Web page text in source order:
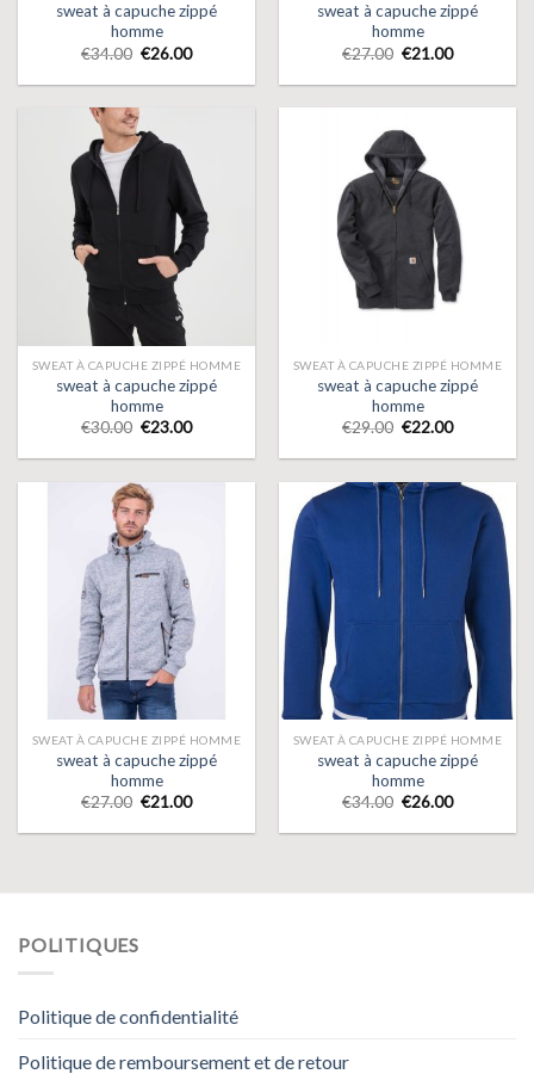
sweat à capuche zippé
homme
€34.00 €26.00
sweat à capuche zippé
homme
€27.00 €21.00
SWEAT À CAPUCHE ZIPPÉ HOMME
sweat à capuche zippé
homme
€30.00 €23.00
SWEAT À CAPUCHE ZIPPÉ HOMME
sweat à capuche zippé
homme
€29.00 €22.00
SWEAT À CAPUCHE ZIPPÉ HOMME
sweat à capuche zippé
homme
€27.00 €21.00
SWEAT À CAPUCHE ZIPPÉ HOMME
sweat à capuche zippé
homme
€34.00 €26.00
POLITIQUES
Politique de confidentialité
Politique de remboursement et de retour